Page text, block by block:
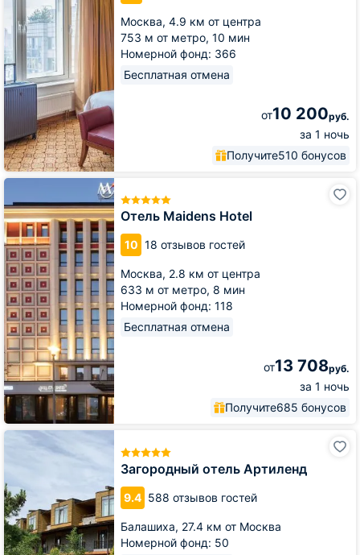
Москва, 4.9 км от центра
753 м от метро, 10 мин
Номерной фонд: 366
Бесплатная отмена
от10 200руб.
за 1 ночь
Получите510 бонусов
Отель Maidens Hotel
10 18 отзывов гостей
Москва, 2.8 км от центра
633 м от метро, 8 мин
Номерной фонд: 118
Бесплатная отмена
от13 708руб.
за 1 ночь
Получите685 бонусов
Отель
Hotel
Загородный отель Артиленд
9.4 588 отзывов гостей
Балашиха, 27.4 км от Москва
Номерной фонд: 50
Загородный